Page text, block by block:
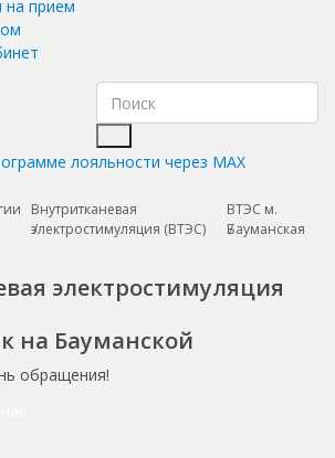
на прием
лояльности через MAX
Внутритканевая
электростимуляция (ВТЭС)
ВТЭС м.
Бауманская
электростимуляция
на Бауманской
обращения!